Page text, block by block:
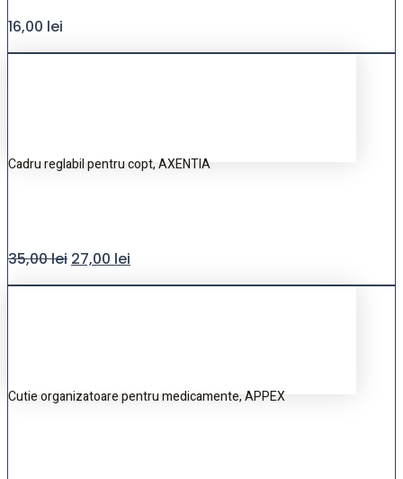
16,00 lei
Cadru reglabil pentru copt, AXENTIA
35,00lei 27,00 lei
Cutie organizatoare pentru medicamente, APPEX